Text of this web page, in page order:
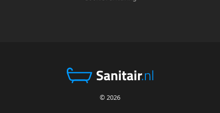
© 2026